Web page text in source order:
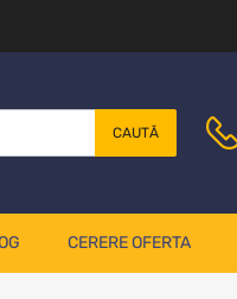
CAUTĂ
CERERE OFERTA